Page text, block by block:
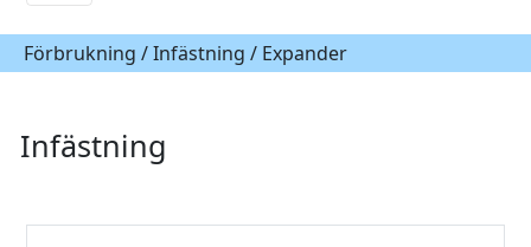
Förbrukning /Infästning / Expander
Infästning